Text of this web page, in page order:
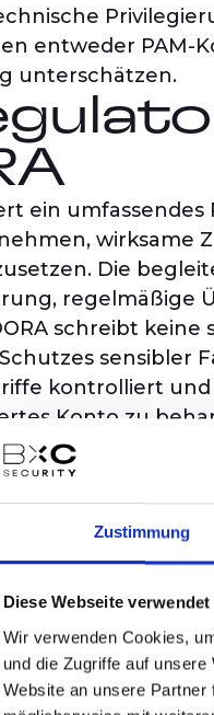
Zustimmung
Diese Webseite
Wir verwenden Cookies,
und die Zugriffe auf
Website an unsere
entweder PAM-
unterschätzen.
ein
wirksame
Die
regelmäßige
schreibt
sensibler
kontrolliert und
Konto zu
ist
und
Verfügbarkeit
Autorität
mitigieren. Sie